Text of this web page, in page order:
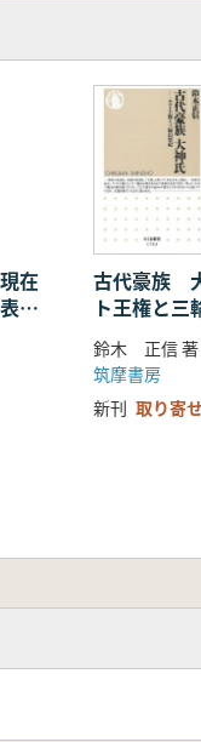
在
要
古代豪族
ト王権と三
鈴木 正信 著
筑摩書房
新刊 取り寄せ